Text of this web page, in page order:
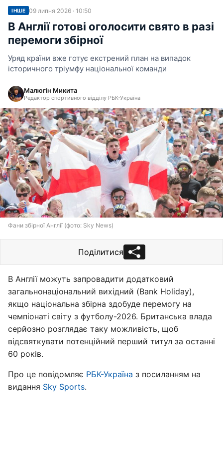
ІНШЕ 09 липня 2026 · 10:50
В Англії готові оголосити свято в разі
перемоги збірної
Уряд країни вже готує екстрений план на випадок
історичного тріумфу національної команди
Малюгін Микита
Редактор спортивного відділу РБК-Україна
Фани збірної Англії (фото: Sky News)
Поділитися
В Англії можуть запровадити додатковий
загальнонаціональний вихідний (Bank Holiday),
якщо національна збірна здобуде перемогу на
чемпіонаті світу з футболу-2026. Британська влада
серйозно розглядає таку можливість, щоб
відсвяткувати потенційний перший титул за останні
60 років.
Про це повідомляє РБК-Україна з посиланням на
видання Sky Sports.